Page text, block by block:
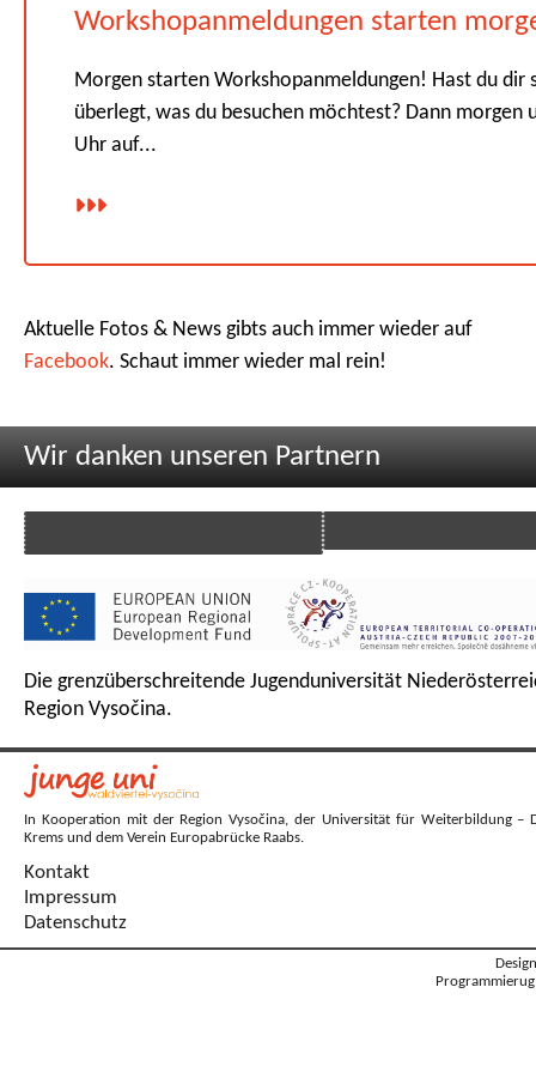
Workshopanmeldungen starten
Morgen starten Workshopanmeldungen! Hast du dir
überlegt, was du besuchen möchtest? Dann morgen
Uhr auf...
Aktuelle Fotos & News gibts auch immer wieder auf
Facebook. Schaut immer wieder mal rein!
Wir danken unseren Partnern
Die grenzüberschreitende Jugenduniversität
Region Vysočina.
In Kooperation mit der Region Vysočina, der Universität für Weiterbildung –
Krems und dem Verein Europabrücke Raabs.
Kontakt
Impressum
Datenschutz